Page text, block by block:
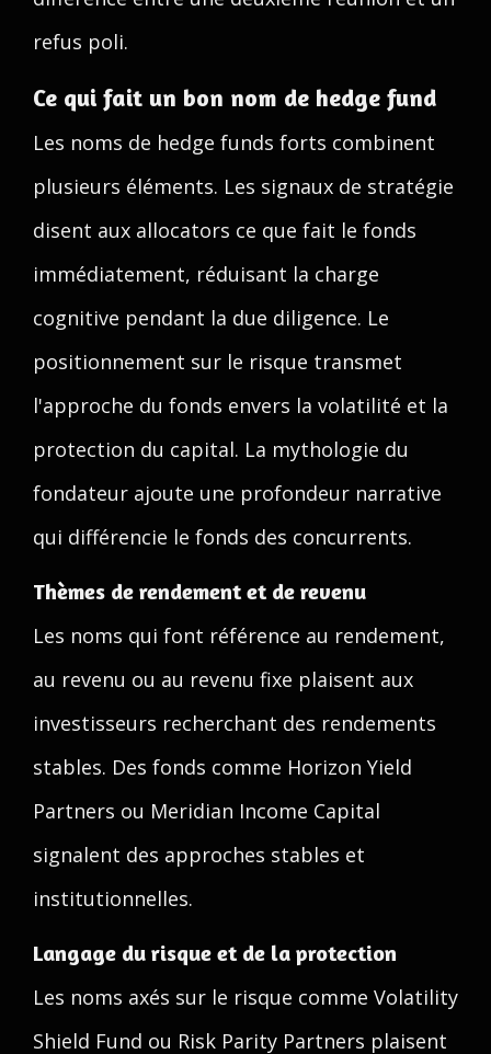
refus poli.
Ce qui fait un bon nom de hedge fund
Les noms de hedge funds forts combinent
plusieurs éléments. Les signaux de stratégie
disent aux allocators ce que fait le fonds
immédiatement, réduisant la charge
cognitive pendant la due diligence. Le
positionnement sur le risque transmet
l'approche du fonds envers la volatilité et la
protection du capital. La mythologie du
fondateur ajoute une profondeur narrative
qui différencie le fonds des concurrents.
Thèmes de rendement et de revenu
Les noms qui font référence au rendement,
au revenu ou au revenu fixe plaisent aux
investisseurs recherchant des rendements
stables. Des fonds comme Horizon Yield
Partners ou Meridian Income Capital
signalent des approches stables et
institutionnelles.
Langage du risque et de la protection
Les noms axés sur le risque comme Volatility
Shield Fund ou Risk Parity Partners plaisent